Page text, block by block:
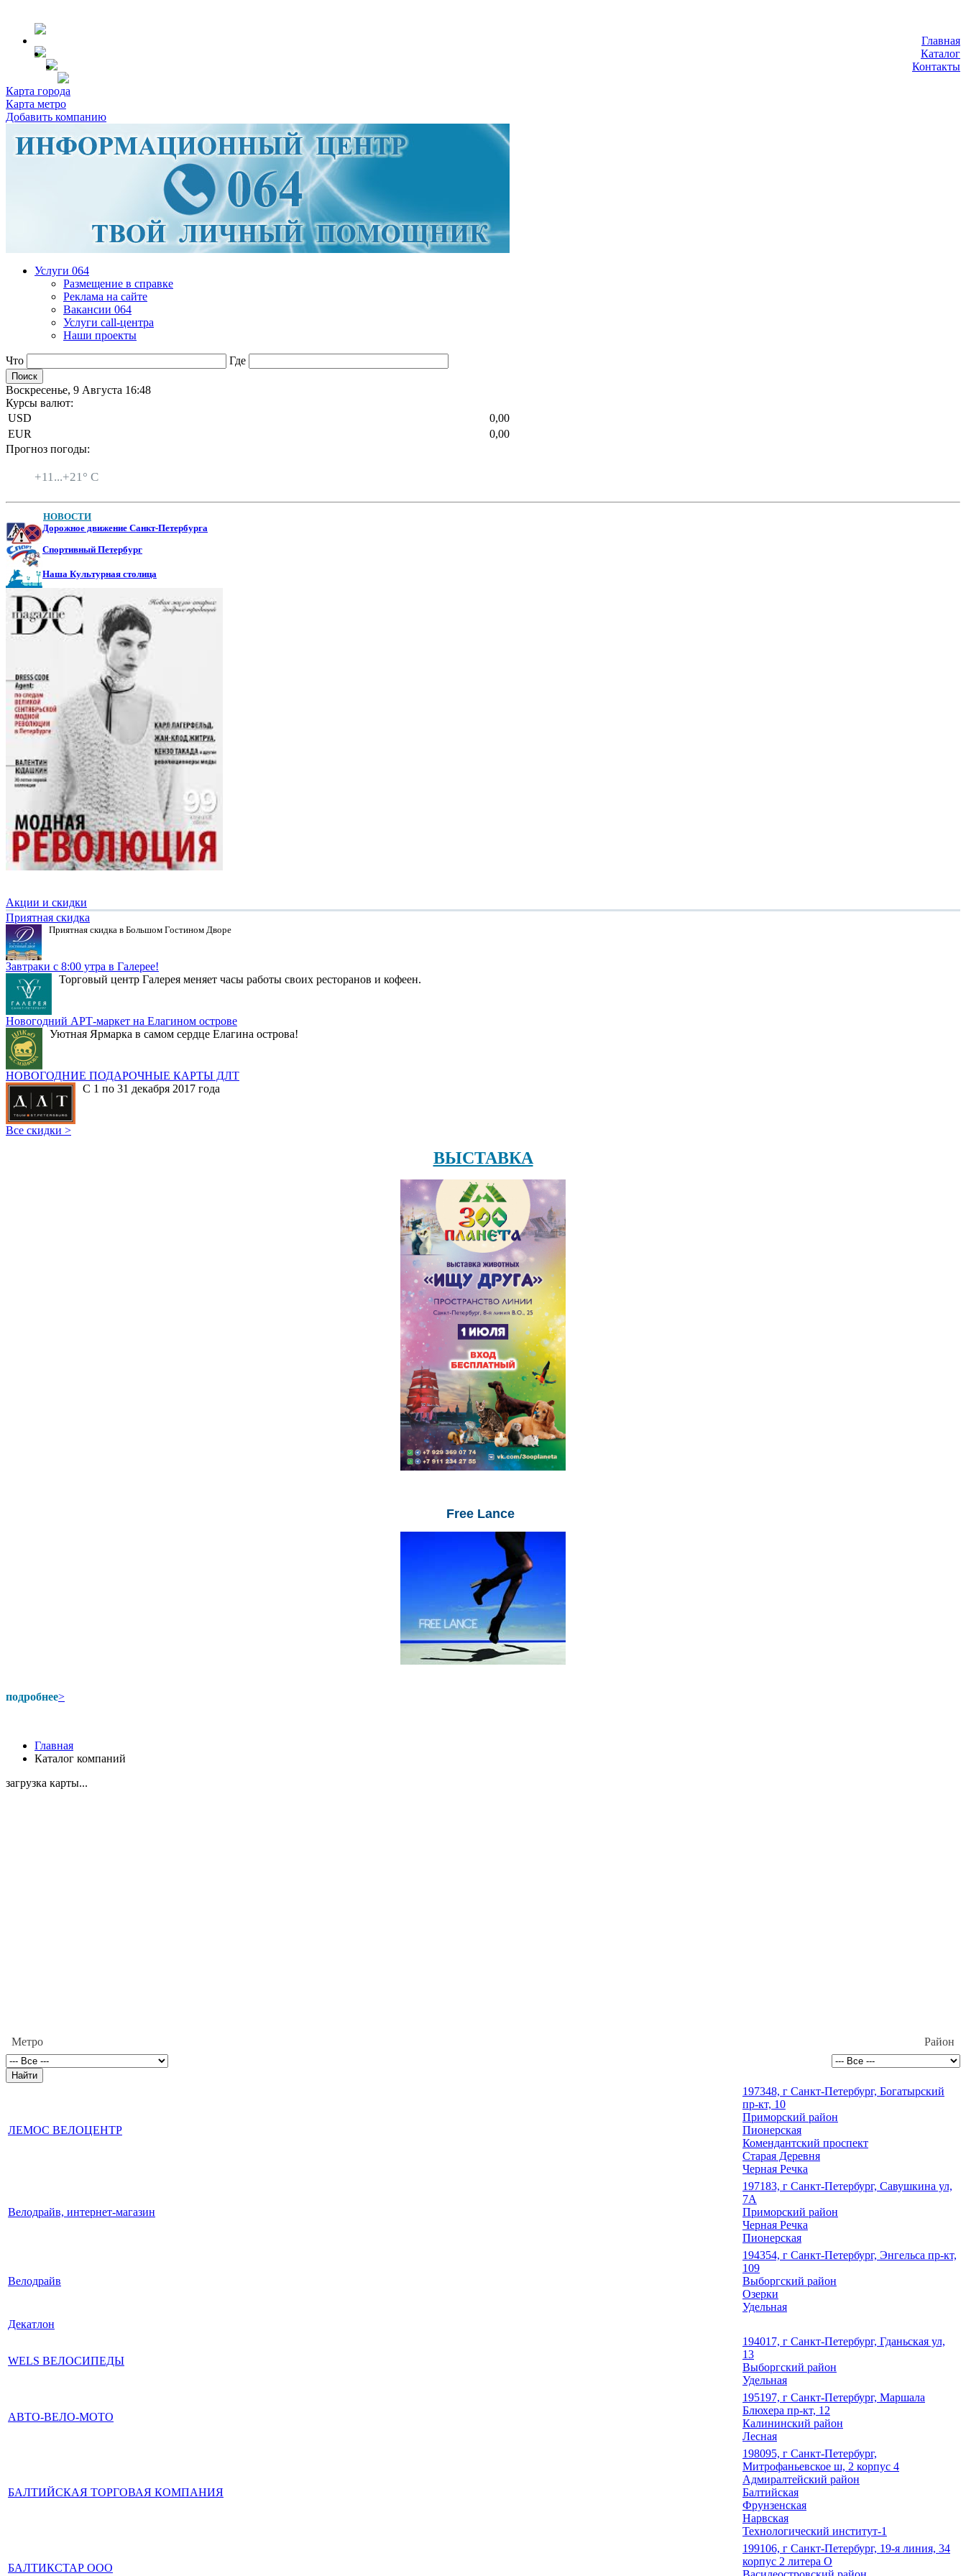
Главная
Каталог
Контакты
Карта города
Карта метро
Добавить компанию
Услуги 064
Размещение в справке
Реклама на сайте
Вакансии 064
Услуги call-центра
Наши проекты
Что Где
Воскресенье, 9 Августа 16:48
Курсы валют:
USD
0,00
EUR
0,00
Прогноз погоды:
+11...+21° C
НОВОСТИ
Дорожное движение Санкт-Петербурга
Спортивный Петербург
Наша Культурная столица
Акции и скидки
Приятная скидка
Приятная скидка в Большом Гостином Дворе
Завтраки с 8:00 утра в Галерее!
Торговый центр Галерея меняет часы работы своих ресторанов и кофеен.
Новогодний АРТ-маркет на Елагином острове
Уютная Ярмарка в самом сердце Елагина острова!
НОВОГОДНИЕ ПОДАРОЧНЫЕ КАРТЫ ДЛТ
С 1 по 31 декабря 2017 года
Все скидки >
ВЫСТАВКА
Free Lance
подробнее>
Главная
Каталог компаний
загрузка карты...
Метро Район
ЛЕМОС ВЕЛОЦЕНТР
197348, г Санкт-Петербург, Богатырский
пр-кт, 10
Приморский район
Пионерская
Комендантский проспект
Старая Деревня
Черная Речка
Велодрайв, интернет-магазин
197183, г Санкт-Петербург, Савушкина ул,
7А
Приморский район
Черная Речка
Пионерская
Велодрайв
194354, г Санкт-Петербург, Энгельса пр-кт,
109
Выборгский район
Озерки
Удельная
Декатлон
WELS ВЕЛОСИПЕДЫ
194017, г Санкт-Петербург, Гданьская ул,
13
Выборгский район
Удельная
АВТО-ВЕЛО-МОТО
195197, г Санкт-Петербург, Маршала
Блюхера пр-кт, 12
Калининский район
Лесная
БАЛТИЙСКАЯ ТОРГОВАЯ КОМПАНИЯ
198095, г Санкт-Петербург,
Митрофаньевское ш, 2 корпус 4
Адмиралтейский район
Балтийская
Фрунзенская
Нарвская
Технологический институт-1
БАЛТИКСТАР ООО
199106, г Санкт-Петербург, 19-я линия, 34
корпус 2 литера О